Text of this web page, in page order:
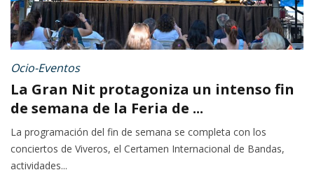
Ocio-Eventos
La Gran Nit protagoniza un intenso fin
de semana de la Feria de ...
La programación del fin de semana se completa con los
conciertos de Viveros, el Certamen Internacional de Bandas,
actividades...